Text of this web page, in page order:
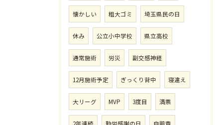
懐かしい 粗大ゴミ 埼玉県民の日
休み 公立小中学校 県立高校
通常施術 労災 副交感神経
12月施術予定 ぎっくり背中 寝違え
大リーグ MVP 3度目 満票
2年連続 勤労感謝の日 自賠責